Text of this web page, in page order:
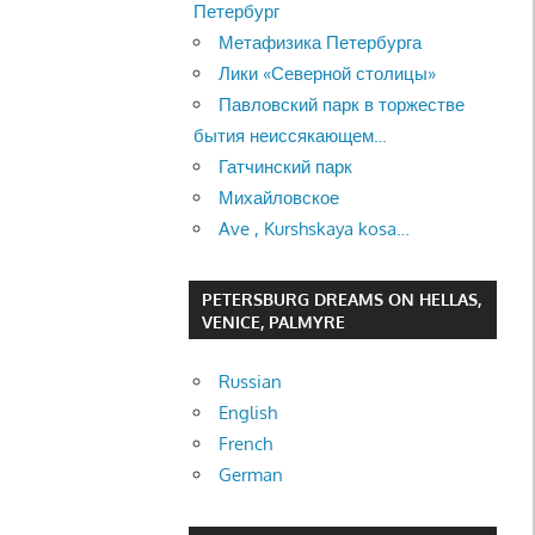
Петербург
Метафизика Петербурга
Лики «Северной столицы»
Павловский парк в торжестве
бытия неиссякающем…
Гатчинский парк
Михайловское
Ave , Kurshskaya kosa…
PETERSBURG DREAMS ON HELLAS,
VENICE, PALMYRE
Russian
English
French
German